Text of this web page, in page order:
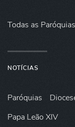
Todas as Paróquias
NOTÍCIAS
Paróquias
Papa Leão XIV